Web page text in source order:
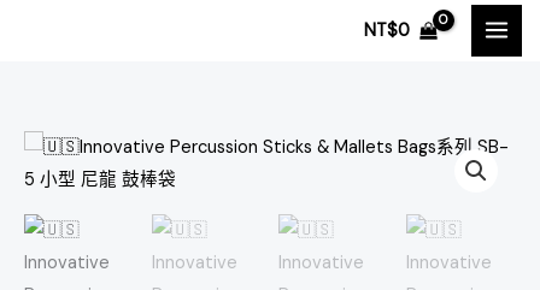
NT$0
🇺🇸
Innovative
Percussion
Sticks
&